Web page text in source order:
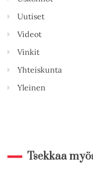
Uutiset
Videot
Vinkit
Yhteiskunta
Yleinen
Tsekkaa